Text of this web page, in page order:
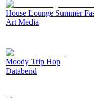
House Lounge Summer
Art Media
Moody Trip Hop
Databend